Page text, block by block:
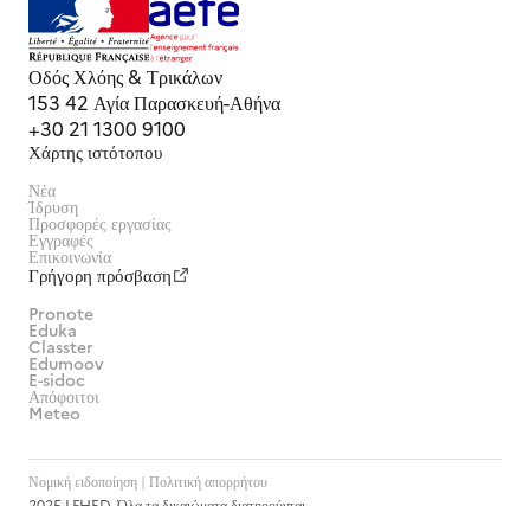
Οδός Χλόης & Τρικάλων
153 42 Αγία Παρασκευή-Αθήνα
+30 21 1300 9100
Χάρτης ιστότοπου
Νέα
Ίδρυση
Προσφορές εργασίας
Εγγραφές
Επικοινωνία
Γρήγορη πρόσβαση
Pronote
Eduka
Classter
Edumoov
E-sidoc
Απόφοιτοι
Meteo
Νομική ειδοποίηση | Πολιτική απορρήτου